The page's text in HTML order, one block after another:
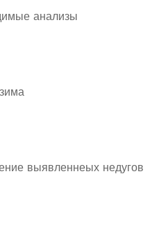
анализы
выявленнеых недугов